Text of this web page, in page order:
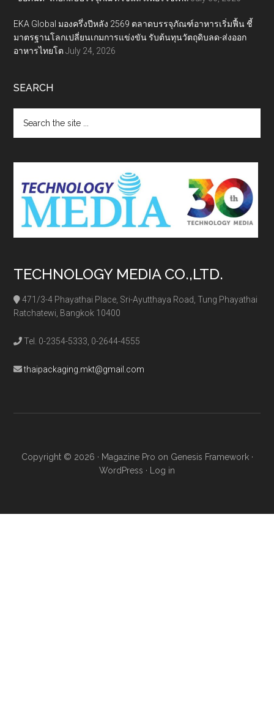
EKA Global มองครึ่งปีหลัง 2569 ตลาดบรรจุภัณฑ์อาหารเริ่มฟื้น ชี้
มาตรฐานโลกเปลี่ยนเกมการแข่งขัน รับต้นทุนวัตถุดิบลด-ส่งออก
อาหารไทยโต July 24, 2026
SEARCH
the
TECHNOLOGY MEDIA CO.,LTD.
471/3-4 Phayathai Place, Sri-Ayutthaya Road, Tung Phayathai
Ratchatewi, Bangkok 10400
Tel. 0-2354-5333, 0-2644-4555
thaipackaging.mkt@gmail.com
Copyright © 2026 · Magazine Pro on Genesis Framework·
WordPress · Log in